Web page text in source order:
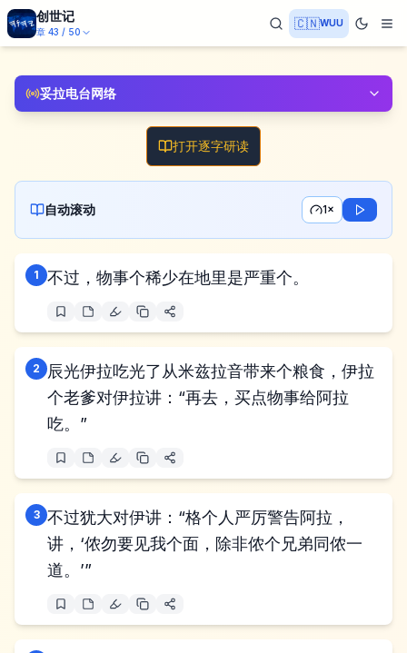
创世记
章 43 / 50
🇨🇳WUU
妥拉电台网络
打开逐字研读
自动滚动 1×
1 不过，物事个稀少在地里是严重个。
2
辰光伊拉吃光了从米兹拉音带来个粮食，伊拉
个老爹对伊拉讲：“再去，买点物事给阿拉
吃。”
3 不过犹大对伊讲：“格个人严厉警告阿拉，
讲，‘侬勿要见我个面，除非侬个兄弟同侬一
道。’”